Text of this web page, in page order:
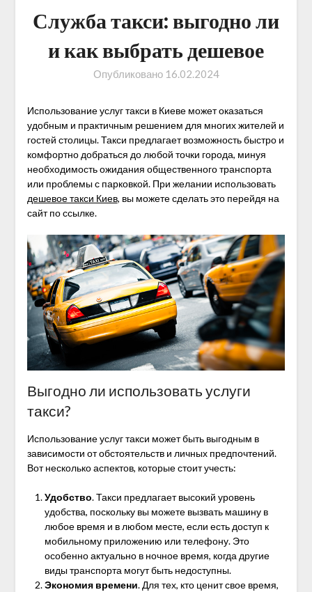
Служба такси: выгодно ли
и как выбрать дешевое
Опубликовано 16.02.2024
Использование услуг такси в Киеве может оказаться
удобным и практичным решением для многих жителей и
гостей столицы. Такси предлагает возможность быстро и
комфортно добраться до любой точки города, минуя
необходимость ожидания общественного транспорта
или проблемы с парковкой. При желании использовать
дешевое такси Киев, вы можете сделать это перейдя на
сайт по ссылке.
Выгодно ли использовать услуги
такси?
Использование услуг такси может быть выгодным в
зависимости от обстоятельств и личных предпочтений.
Вот несколько аспектов, которые стоит учесть:
Удобство. Такси предлагает высокий уровень
удобства, поскольку вы можете вызвать машину в
любое время и в любом месте, если есть доступ к
мобильному приложению или телефону. Это
особенно актуально в ночное время, когда другие
виды транспорта могут быть недоступны.
Экономия времени. Для тех, кто ценит свое время,